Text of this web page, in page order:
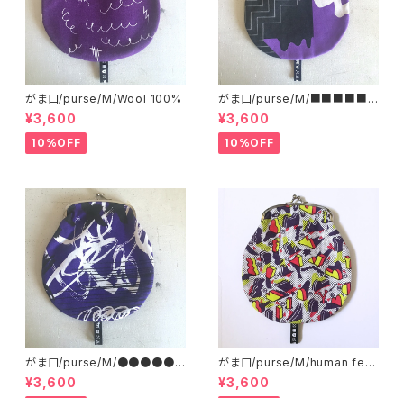
がま口/purse/M/Wool 100%
¥3,600
10%OFF
がま口/purse/M/■■■■■
■■■ AB
¥3,600
10%OFF
がま口/purse/M/●●●●●
●●●●
¥3,600
がま口/purse/M/human ferti
lizer
¥3,600